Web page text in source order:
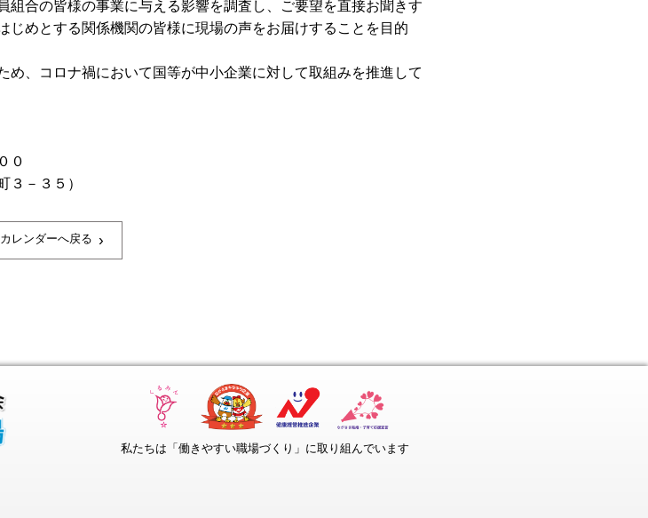
合の皆様の事業に与える影響を調査し、ご要望を直接お聞きす
じめとする関係機関の皆様に現場の声をお届けすることを目的
、コロナ禍において国等が中小企業に対して取組みを推進して
０
３－３５）
カレンダーへ戻る ›
私たちは「働きやすい職場づくり」に取り組んでいます